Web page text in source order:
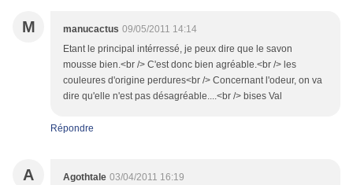
M manucactus 09/05/2011 14:14
Etant le principal intérressé, je peux dire que le savon
mousse bien.<br /> C'est donc bien agréable.<br /> les
couleures d'origine perdures<br /> Concernant l'odeur, on va
dire qu'elle n'est pas désagréable....<br /> bises Val
Répondre
A Agothtale 03/04/2011 16:19